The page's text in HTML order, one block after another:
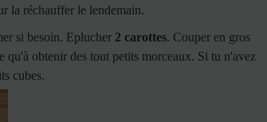
la réchauffer le lendemain.
si besoin. Eplucher 2 carottes. Couper en gros
qu'à obtenir des tout petits morceaux. Si tu n'avez
cubes.